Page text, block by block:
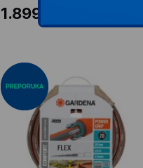
1.899